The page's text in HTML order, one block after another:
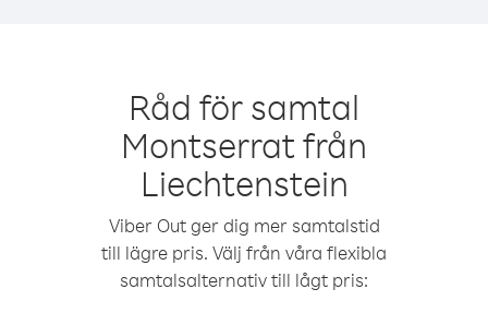
Råd för samtal
Montserrat från
Liechtenstein
Viber Out ger dig mer samtalstid
till lägre pris. Välj från våra flexibla
samtalsalternativ till lågt pris: